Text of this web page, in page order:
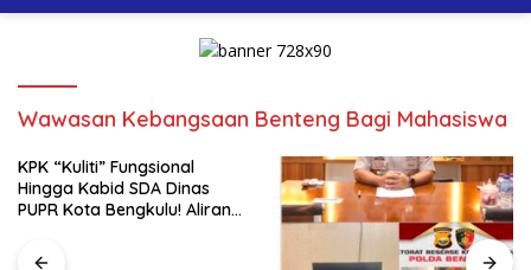
Wawasan Kebangsaan Benteng Bagi Mahasiswa
KPK “Kuliti” Fungsional
Hingga Kabid SDA Dinas
PUPR Kota Bengkulu! Aliran